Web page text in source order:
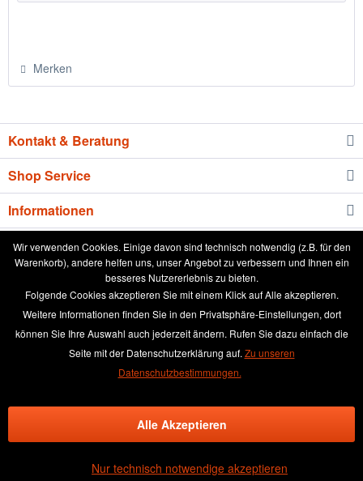
Merken
Kontakt & Beratung
Shop Service
Informationen
Newsletter
* Alle Preise inkl. gesetzl. Mehrwertsteuer zzgl.Versandkosten
und ggf.
Nachnahmegebühren, wenn nicht anders beschrieben
aktuelle Preisliste
Anleitung runde Leinwand wässern
Händler-Login
Kundenmeinungen
Versand und Zahlungsbedingungen
Wir verwenden Cookies. Einige davon sind technisch notwendig (z.B. für den
Warenkorb), andere helfen uns, unser Angebot zu verbessern und Ihnen ein
besseres Nutzererlebnis zu bieten.
Folgende Cookies akzeptieren Sie mit einem Klick auf Alle akzeptieren.
Weitere Informationen finden Sie in den Privatsphäre-Einstellungen, dort
können Sie Ihre Auswahl auch jederzeit ändern. Rufen Sie dazu einfach die
Seite mit der Datenschutzerklärung auf. Zu unseren
Datenschutzbestimmungen.
Nur technisch notwendige akzeptieren
Alle Akzeptieren